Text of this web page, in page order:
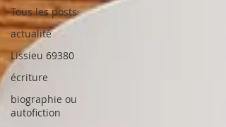
Tous les posts
actualité
Lissieu 69380
écriture
biographie ou
autofiction